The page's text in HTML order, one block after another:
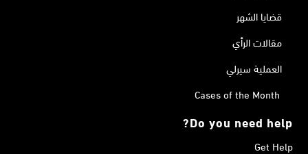
قضايا الشهر
مقالات الرأي
العملية سيرلي
Cases of the Month
Do you need help?
Get Help